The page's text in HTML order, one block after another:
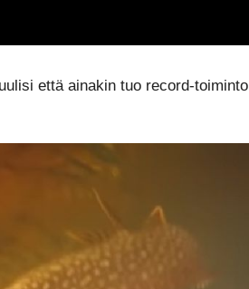
että ainakin tuo record-toiminto